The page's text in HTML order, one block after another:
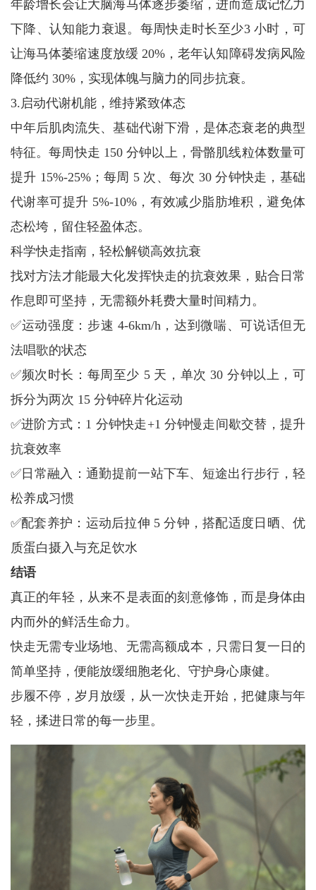
年龄增长会让大脑海马体逐步萎缩，进而造成记忆力
下降、认知能力衰退。每周快走时长至少3 小时，可
让海马体萎缩速度放缓 20%，老年认知障碍发病风险
降低约 30%，实现体魄与脑力的同步抗衰。
3.启动代谢机能，维持紧致体态
中年后肌肉流失、基础代谢下滑，是体态衰老的典型
特征。每周快走 150 分钟以上，骨骼肌线粒体数量可
提升 15%-25%；每周 5 次、每次 30 分钟快走，基础
代谢率可提升 5%-10%，有效减少脂肪堆积，避免体
态松垮，留住轻盈体态。
科学快走指南，轻松解锁高效抗衰
找对方法才能最大化发挥快走的抗衰效果，贴合日常
作息即可坚持，无需额外耗费大量时间精力。
✅运动强度：步速 4-6km/h，达到微喘、可说话但无
法唱歌的状态
✅频次时长：每周至少 5 天，单次 30 分钟以上，可
拆分为两次 15 分钟碎片化运动
✅进阶方式：1 分钟快走+1 分钟慢走间歇交替，提升
抗衰效率
✅日常融入：通勤提前一站下车、短途出行步行，轻
松养成习惯
✅配套养护：运动后拉伸 5 分钟，搭配适度日晒、优
质蛋白摄入与充足饮水
结语
真正的年轻，从来不是表面的刻意修饰，而是身体由
内而外的鲜活生命力。
快走无需专业场地、无需高额成本，只需日复一日的
简单坚持，便能放缓细胞老化、守护身心康健。
步履不停，岁月放缓，从一次快走开始，把健康与年
轻，揉进日常的每一步里。